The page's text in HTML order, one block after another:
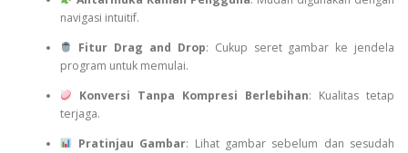
navigasi intuitif.
Fitur Drag and Drop: Cukup seret gambar ke jendela
program untuk memulai.
Konversi Tanpa Kompresi Berlebihan: Kualitas tetap
terjaga.
Pratinjau Gambar: Lihat gambar sebelum dan sesudah